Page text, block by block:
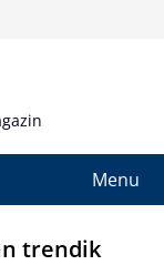
Menu
trendik